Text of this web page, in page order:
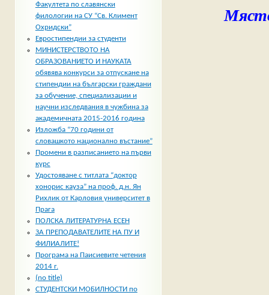
Факултета по славянски
филологии на СУ “Св. Климент
Охридски”
Евростипендии за студенти
МИНИСТЕРСТВОТО НА
ОБРАЗОВАНИЕТО И НАУКАТА
обявява конкурси за отпускане на
стипендии на български граждани
за обучение, специализации и
научни изследвания в чужбина за
академичната 2015-2016 година
Изложба “70 години от
словашкото национално въстание”
Промени в разписанието на първи
курс
Удостояване с титлата “доктор
хонорис кауза” на проф. д.н. Ян
Рихлик от Карловия университет в
Прага
ПОЛСКА ЛИТЕРАТУРНА ЕСЕН
ЗА ПРЕПОДАВАТЕЛИТЕ НА ПУ И
ФИЛИАЛИТЕ!
Програма на Паисиевите четения
2014 г.
(no title)
СТУДЕНТСКИ МОБИЛНОСТИ по